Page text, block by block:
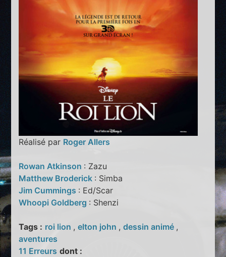
Réalisé par Roger Allers
Rowan Atkinson : Zazu
Matthew Broderick : Simba
Jim Cummings : Ed/Scar
Whoopi Goldberg : Shenzi
Tags : roi lion ,elton john ,dessin animé ,
aventures
11 Erreurs dont :